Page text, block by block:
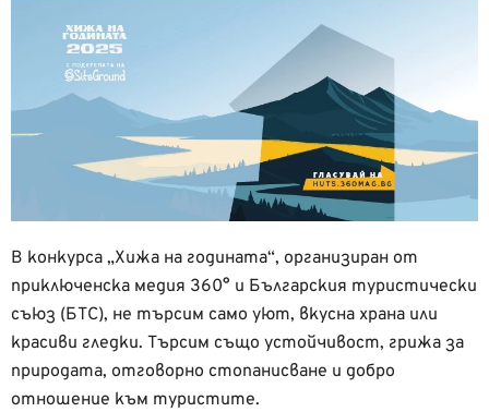
В конкурса „Хижа на годината“, организиран от
приключенска медия 360° и Българския туристически
съюз (БТС), не търсим само уют, вкусна храна или
красиви гледки. Търсим също устойчивост, грижа за
природата, отговорно стопанисване и добро
отношение към туристите.